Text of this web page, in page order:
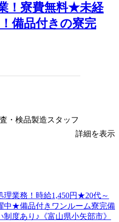
！寮費無料★未経
備品付きの寮完
・検品製造スタッフ
詳細を表示